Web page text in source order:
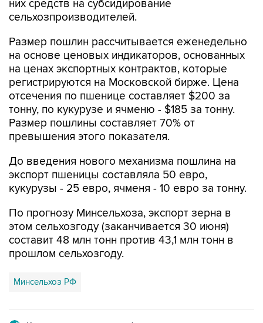
Размер пошлин рассчитывается еженедельно
на ценах экспортных контрактов, которые
регистрируются на Московской бирже. Цена
отсечения по пшенице составляет $200 за
тонну, по кукурузе и ячменю - $185 за тонну.
Размер пошлины составляет 70% от
превышения этого показателя.
До введения нового механизма пошлина на
кукурузы - 25 евро, ячменя - 10 евро за тонну.
По прогнозу Минсельхоза, экспорт зерна в
составит 48 млн тонн против 43,1 млн тонн в
прошлом сельхозгоду.
Минсельхоз РФ